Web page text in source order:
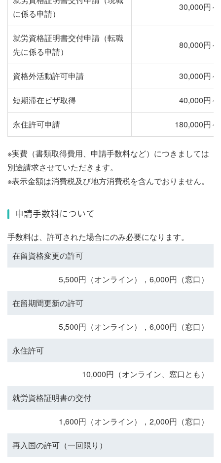
に係る申請）
30,000円～
就労資格証明書交付申請（転職
先に係る申請）
80,000円～
資格外活動許可申請 30,000円～
短期滞在ビザ取得 40,000円～
永住許可申請 180,000円～
※実費（書類取得費用、申請手数料など）につきましては
別途請求させていただきます。
※表示金額は消費税及び地方消費税を含んでおりません。
申請手数料について
手数料は、許可された場合にのみ必要になります。
在留資格変更の許可
5,500円（オンライン），6,000円（窓口）
在留期間更新の許可
5,500円（オンライン），6,000円（窓口）
永住許可
10,000円（オンライン、窓口とも）
就労資格証明書の交付
1,600円（オンライン），2,000円（窓口）
再入国の許可（一回限り）